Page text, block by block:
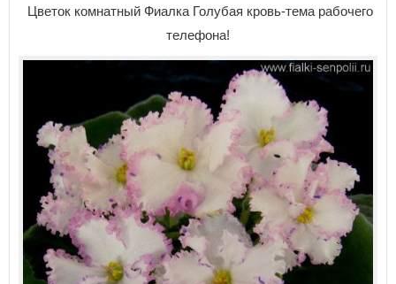
Цветок комнатный Фиалка Голубая кровь-тема рабочего
телефона!